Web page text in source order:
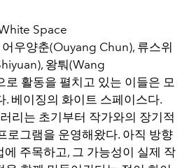
Space
우양춘(Ouyang Chun), 류스위
왕퉈(Wang
로 활동을 펼치고 있는 이들은 모
. 베이징의 화이트 스페이스다.
리는 초기부터 작가와의 장기적
로그램을 운영해왔다. 아직 방향
주목하고, 그 가능성이 실제 작